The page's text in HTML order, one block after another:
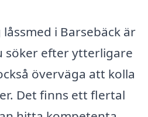
i Barsebäck är
söker efter ytterligare
överväga att kolla
Det finns ett flertal